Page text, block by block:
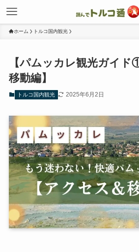
ホーム トルコ国内観光
【パムッカレ観光ガイ
移動編】
トルコ国内観光 2025年6月2日